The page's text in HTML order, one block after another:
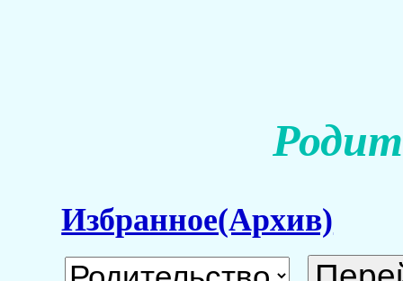
Избранное(Архив)